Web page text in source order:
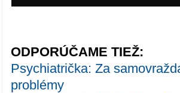
ODPORÚČAME TIEŽ:
Psychiatrička: Za
problémy